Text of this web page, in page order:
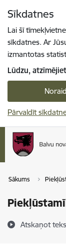
Sīkdatnes
Lai šī
sīkdatnes. Ar
izmantotas
Lūdzu,
Pārvaldīt
Sākums
Atskaņot